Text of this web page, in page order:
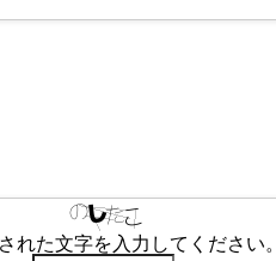
れた文字を入力してください。